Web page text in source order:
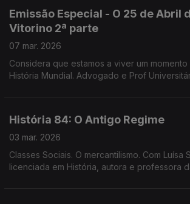
Emissão Especial - O 25 de Abril
Vitorino 2ª parte
07 mar. 2026
Considera que estamos a viver um
História Mundial. Advogado e Prof
História 84: O Antigo Regime
03 mar. 2026
Classes Sociais. O mercantilismo. Com Luísa
licenciada em História, autora e professora